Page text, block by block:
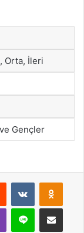
Orta, İleri
Gençler
Reddit VKontakte
Viber Line E-Posta ile